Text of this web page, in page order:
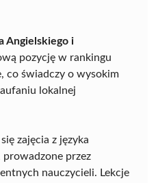
Angielskiego i
pozycję w rankingu
co świadczy o wysokim
lokalnej
zajęcia z języka
prowadzone przez
nauczycieli. Lekcje